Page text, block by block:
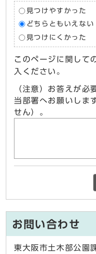
見つけやすかった
どちらともいえない
見つけにくかった
このページに関して
入ください。
（注意）お答えが必
当部署へお願いしま
せん）。
お問い合わせ
東大阪市土木部公園